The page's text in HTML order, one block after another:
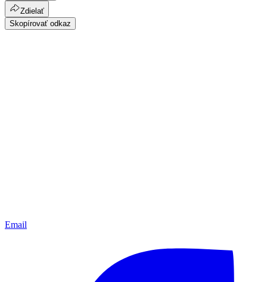
Zdielať
Skopírovať odkaz
Email